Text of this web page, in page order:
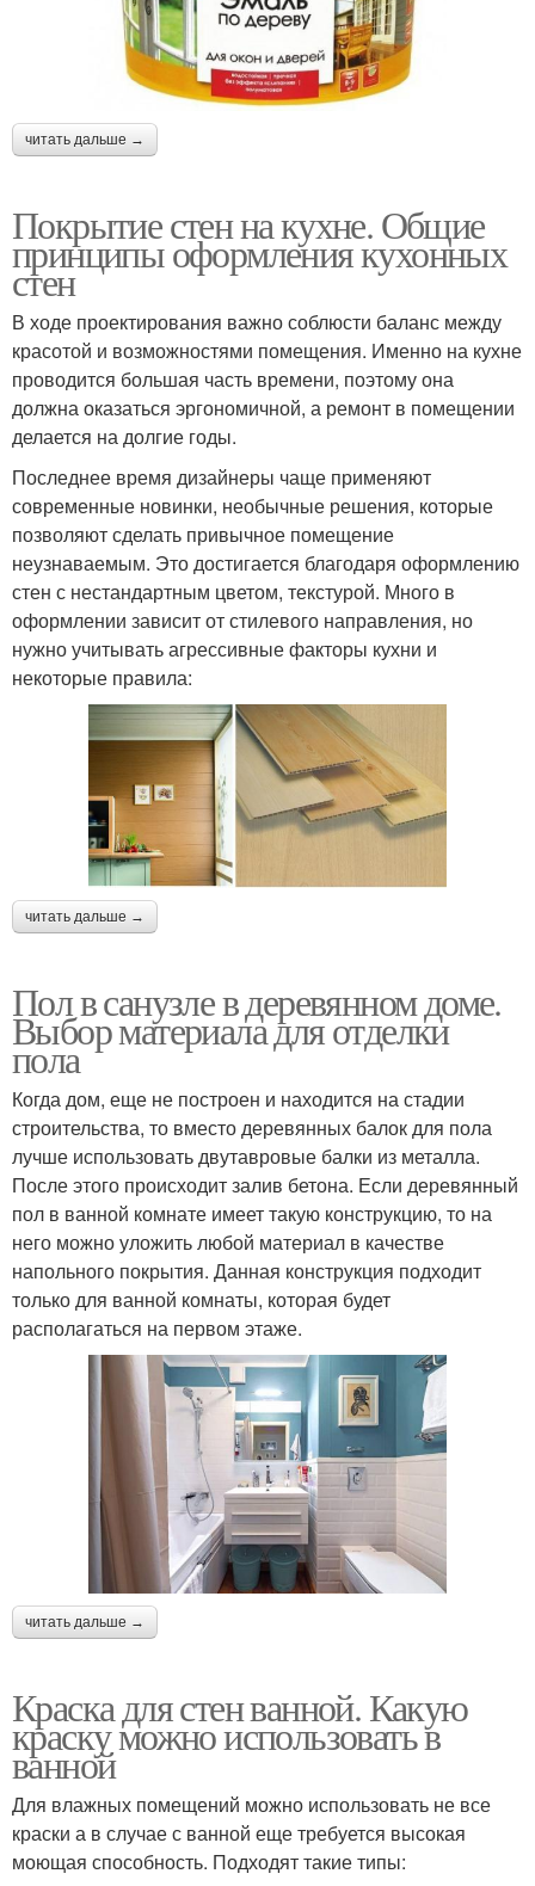
читать дальше →
Покрытие стен на кухне. Общие
принципы оформления кухонных
стен
В ходе проектирования важно соблюсти баланс между
красотой и возможностями помещения. Именно на кухне
проводится большая часть времени, поэтому она
должна оказаться эргономичной, а ремонт в помещении
делается на долгие годы.
Последнее время дизайнеры чаще применяют
современные новинки, необычные решения, которые
позволяют сделать привычное помещение
неузнаваемым. Это достигается благодаря оформлению
стен с нестандартным цветом, текстурой. Много в
оформлении зависит от стилевого направления, но
нужно учитывать агрессивные факторы кухни и
некоторые правила:
читать дальше →
Пол в санузле в деревянном доме.
Выбор материала для отделки
пола
Когда дом, еще не построен и находится на стадии
строительства, то вместо деревянных балок для пола
лучше использовать двутавровые балки из металла.
После этого происходит залив бетона. Если деревянный
пол в ванной комнате имеет такую конструкцию, то на
него можно уложить любой материал в качестве
напольного покрытия. Данная конструкция подходит
только для ванной комнаты, которая будет
располагаться на первом этаже.
читать дальше →
Краска для стен ванной. Какую
краску можно использовать в
ванной
Для влажных помещений можно использовать не все
краски а в случае с ванной еще требуется высокая
моющая способность. Подходят такие типы: